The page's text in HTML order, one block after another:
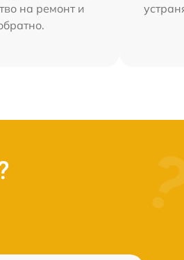
на ремонт и